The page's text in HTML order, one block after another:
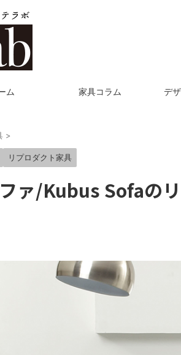
ム 家具コラム デ
>
リプロダクト家具
ァ/Kubus Sofaの